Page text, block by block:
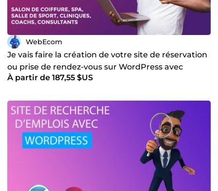
WebEcom
Je vais faire la création de votre site de réservation
ou prise de rendez-vous sur WordPress avec
Amelia
À partir de 187,55 $US